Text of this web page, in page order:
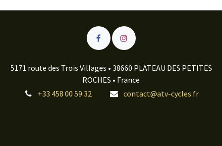
5171 route des Trois Villages • 38660 PLATEAU DES PETITES
ROCHES • France
+33 458 00 59 32
contact@atv-cycles.fr